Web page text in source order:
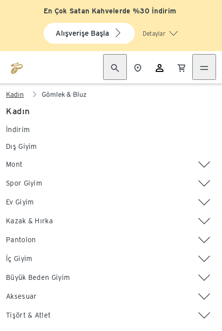
En Çok Satan Kahvelerde %30 İndirim
Alışverişe Başla Detaylar
Kadın Gömlek & Bluz
Kadın
İndirim
Dış Giyim
Mont
Spor Giyim
Ev Giyim
Kazak & Hırka
Pantolon
İç Giyim
Büyük Beden Giyim
Aksesuar
Tişört & Atlet